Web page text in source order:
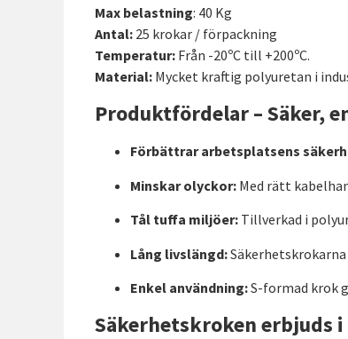
Max belastning: 40 Kg
Antal: 25 krokar / förpackning
Temperatur: Från -20ºC till +200ºC.
Material: Mycket kraftig polyuretan i
Produktfördelar – Säker,
Förbättrar arbetsplatsens
Minskar olyckor: Med rätt
Tål tuffa miljöer: Tillverkad i
Lång livslängd:
Enkel användning:S-formad krok
Säkerhetskroken erbjuds